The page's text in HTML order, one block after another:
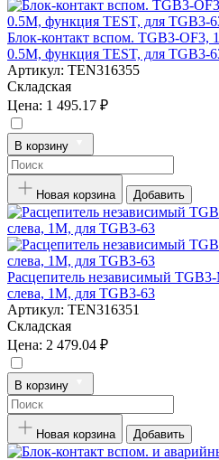
Блок-контакт вспом. TGB3-OF3,
0.5M, функция TEST, для TGB3-
Артикул: TEN316355
Складская
Цена: 1 495.17 ₽
В корзину
Новая корзина Добавить
Расцепитель независимый
слева, 1M, для TGB3-63
Артикул: TEN316351
Складская
Цена: 2 479.04 ₽
В корзину
Новая корзина Добавить